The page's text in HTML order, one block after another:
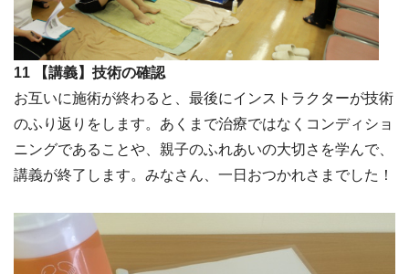
11 【講義】技術の確認
お互いに施術が終わると、最後にインストラクターが技術
のふり返りをします。あくまで治療ではなくコンディショ
ニングであることや、親子のふれあいの大切さを学んで、
講義が終了します。みなさん、一日おつかれさまでした！